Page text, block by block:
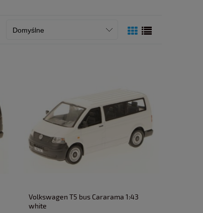
Volkswagen T5 bus Cararama 1:43
white